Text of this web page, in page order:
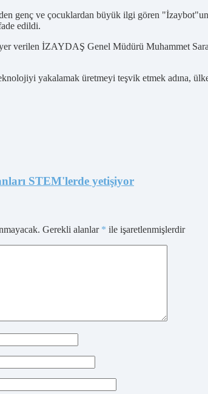
genç ve çocuklardan büyük ilgi gören
edildi.
verilen İZAYDAŞ Genel Müdürü Muhammet
yakalamak üretmeyi teşvik etmek adına,
STEM'lerde yetişiyor
Gerekli alanlar * ile işaretlenmişlerdir